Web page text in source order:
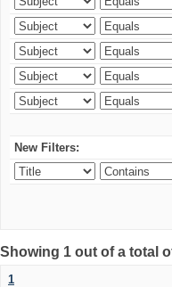
New Filters:
Showing 1 out of a total
1